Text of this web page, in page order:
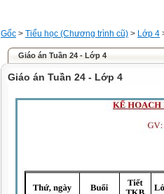
Gốc > Tiểu học (Chương trình cũ) > Lớp 4
Giáo án Tuần 24 - Lớp 4
Giáo án Tuần 24 - Lớp 4